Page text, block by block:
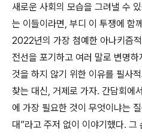
새로운 사회의 모습을 그려낼 수
는 이들이라면, 부디 이 투쟁에 함
2022년의 가장 첨예한 아나키즘
전선을 포기하고 여러 말로 변명하
것을 하지 않기 위한 이유를 필사
찾는 대신, 거제로 가자. 간담회에
에 가장 필요한 것이 무엇이냐는 질
대”라고 주저 없이 이야기했다. 그